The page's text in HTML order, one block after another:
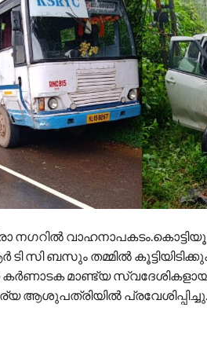
നഗറില്‍
സി ബസും തമ്മില്‍
മാണ്ട്യ സ്വദേശികളായ
ആശുപത്രിയില്‍ പ്രവേശിപ്പിച്ചു.